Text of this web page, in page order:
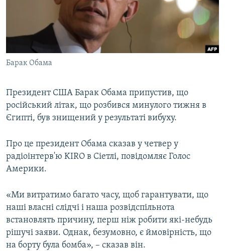
ВІДЕОУРОКИ «ELIFBE»
СВІДЧЕННЯ ОКУПАЦІЇ
УКРАЇНСЬКА ПРОБЛЕМА КРИМУ
ІНФОГРАФІКА
Qırımtatar
ДОЛУЧАЙСЯ!
Усі сайти RFE/RL
Барак Обама
Президент США Барак Обама припустив, що
російський літак, що розбився минулого тижня в
Єгипті, був знищений у результаті вибуху.
Про це президент Обама сказав у четвер у
радіоінтерв'ю KIRO в Сіетлі, повідомляє Голос
Америки.
«Ми витратимо багато часу, щоб гарантувати, що
наші власні слідчі і наша розвідспільнота
встановлять причину, перш ніж робити які-небудь
рішучі заяви. Однак, безумовно, є ймовірність, що
на борту була бомба», – сказав він.